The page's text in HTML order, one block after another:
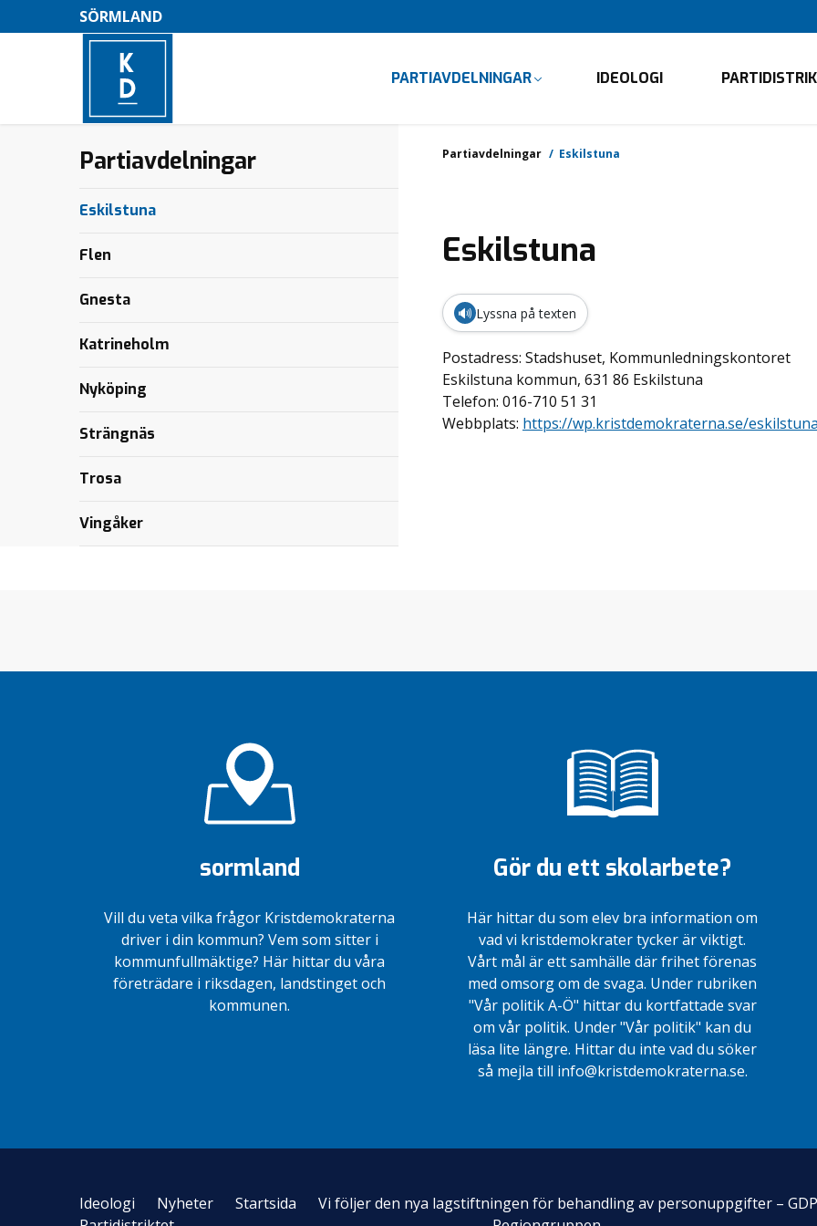
SÖRMLAND
PARTIAVDELNINGAR IDEOLOGI
Partiavdelningar Eskilstuna
Eskilstuna
🔊 Lyssna på texten
Postadress: Stadshuset, Kommunledningskontoret
Eskilstuna kommun, 631 86 Eskilstuna
Telefon: 016-710 51 31
Webbplats: https://wp.kristdemokraterna.se/
Partiavdelningar
Eskilstuna
Flen
Gnesta
Katrineholm
Nyköping
Strängnäs
Trosa
Vingåker
sormland
Vill du veta vilka frågor Kristdemokraterna
driver i din kommun? Vem som sitter i
kommunfullmäktige? Här hittar du våra
företrädare i riksdagen, landstinget och
kommunen.
Gör du ett skolarbete?
Här hittar du som elev bra information om
vad vi kristdemokrater tycker är viktigt.
Vårt mål är ett samhälle där frihet förenas
med omsorg om de svaga. Under rubriken
"Vår politik A-Ö" hittar du kortfattade svar
om vår politik. Under "Vår politik" kan du
läsa lite längre. Hittar du inte vad du söker
så mejla till info@kristdemokraterna.se.
Ideologi Nyheter Startsida
Vi följer den nya lagstiftningen för behandling av personuppgifter –